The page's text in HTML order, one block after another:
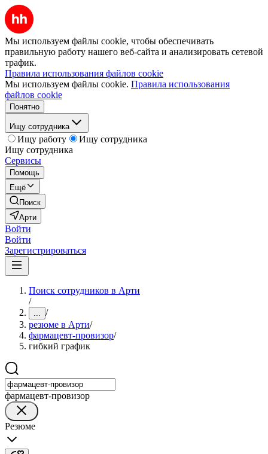
Мы используем файлы cookie, чтобы обеспечивать
правильную работу нашего веб-сайта и анализировать сетевой
трафик.
Правила использования файлов cookie
Мы используем файлы cookie. Правила использования
файлов cookie
Понятно
Ищу сотрудника
Ищу работу
Ищу сотрудника
Ищу сотрудника
Сервисы
Помощь
Ещё
Поиск
Арти
Войти
Войти
Зарегистрироваться
Поиск сотрудников в Арти
/
... /
резюме в Арти/
фармацевт-провизор/
гибкий график
фармацевт-провизор
Резюме